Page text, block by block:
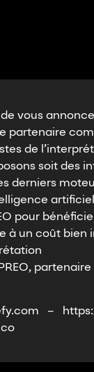
de vous
partenaire
de
soit des
derniers
pour
à un coût bien
, partenaire
–